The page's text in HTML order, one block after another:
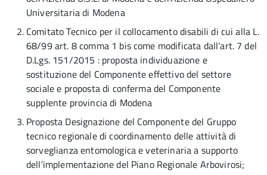
Universitaria di Modena
Comitato Tecnico per il collocamento disabili di cui alla L.
68/99 art. 8 comma 1 bis come modificata dall’art. 7 del
D.Lgs. 151/2015 : proposta individuazione e
sostituzione del Componente effettivo del settore
sociale e proposta di conferma del Componente
supplente provincia di Modena
Proposta Designazione del Componente del Gruppo
tecnico regionale di coordinamento delle attività di
sorveglianza entomologica e veterinaria a supporto
dell’implementazione del Piano Regionale Arbovirosi;